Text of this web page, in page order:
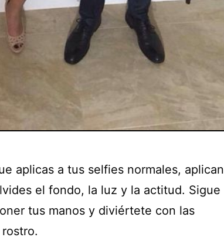
aplicas a tus selfies normales, aplican
el fondo, la luz y la actitud. Sigue
tus manos y diviértete con las